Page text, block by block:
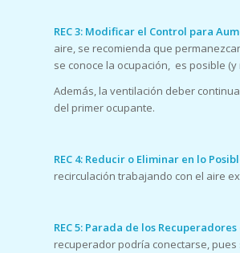
REC 3: Modificar el Control para
aire, se recomienda que
se conoce la ocupación, es posible
Además, la ventilación deber
del primer ocupante.
REC 4: Reducir o Eliminar en lo
recirculación trabajando con el aire
REC 5: Parada de los
recuperador podría conectarse,